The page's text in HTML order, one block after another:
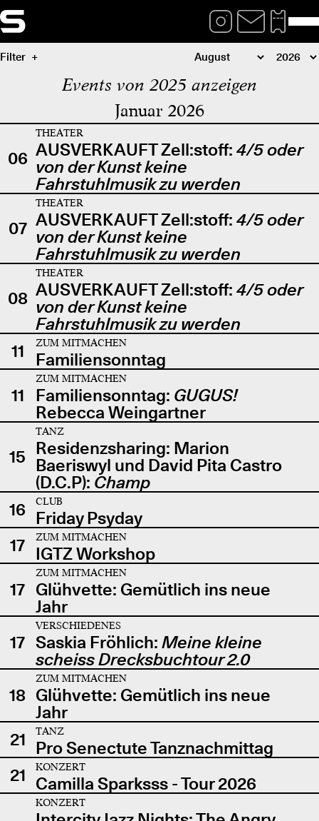
Filter
Events von 2025 anzeigen
Januar 2026
06
THEATER
AUSVERKAUFT Zell:stoff: 4/5 oder
von der Kunst keine
Fahrstuhlmusik zu werden
07
THEATER
AUSVERKAUFT Zell:stoff: 4/5 oder
von der Kunst keine
Fahrstuhlmusik zu werden
08
THEATER
AUSVERKAUFT Zell:stoff: 4/5 oder
von der Kunst keine
Fahrstuhlmusik zu werden
11
ZUM MITMACHEN
Familiensonntag
11
ZUM MITMACHEN
Familiensonntag: GUGUS!
Rebecca Weingartner
15
TANZ
Residenzsharing: Marion
Baeriswyl und David Pita Castro
(D.C.P): Champ
16
CLUB
Friday Psyday
17
ZUM MITMACHEN
IGTZ Workshop
17
ZUM MITMACHEN
Glühvette: Gemütlich ins neue
Jahr
17
VERSCHIEDENES
Saskia Fröhlich: Meine kleine
scheiss Drecksbuchtour 2.0
18
ZUM MITMACHEN
Glühvette: Gemütlich ins neue
Jahr
21
TANZ
Pro Senectute Tanznachmittag
21
KONZERT
Camilla Sparksss - Tour 2026
KONZERT